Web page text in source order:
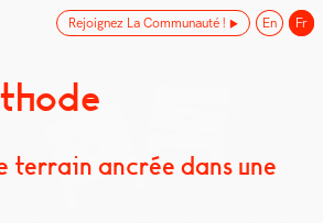
espaces disponibles
terrain ancrée dans une
Rejoignez La Communauté ! En Fr